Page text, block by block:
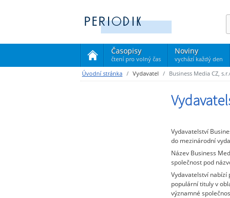
Časopisy
čtení pro volný čas
(current)
Noviny
vychází každý den
Úvodní stránka Vydavatel Business Media CZ,
Vydavatelství
do mezinárodní
Název Business
společnost pod
Vydavatelství
populární tituly v
významné